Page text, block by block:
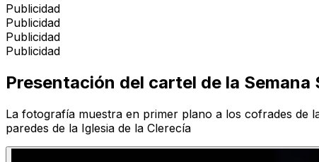
Publicidad
Publicidad
Publicidad
Publicidad
Presentación del cartel de la Semana
La fotografía muestra en primer plano a los cofrades de
paredes de la Iglesia de la Clerecía